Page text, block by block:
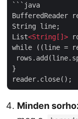
```java
BufferedReader
String line;
List<String[] >
while ((line =
}
Minden